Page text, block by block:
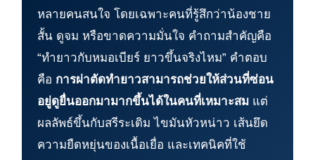
หลายคนสนใจ โดยเฉพาะคนที่รู้สึกว่าน้องชาย
สั้น ดูจม หรือขาดความมั่นใจ คำถามสำคัญคือ
“ทำยาวกับหมอเบียร์ ยาวขึ้นจริงไหม” คำตอบ
คือ การผ่าตัดทำยาวสามารถช่วยให้ส่วนที่ซ่อน
อยู่ดูยื่นออกมามากขึ้นได้ในคนที่เหมาะสม แต่
ผลลัพธ์ขึ้นกับสรีระเดิม ไขมันหัวหน่าว เส้นยึด
ความยืดหยุ่นของเนื้อเยื่อ และเทคนิคที่ใช้